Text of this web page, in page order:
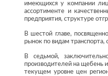
имеющихся у компании
ассортименте и
предприятия, структуре
В шестой главе,
рынок по видам
В седьмой,
производителей на щебень
текущем уровне цен